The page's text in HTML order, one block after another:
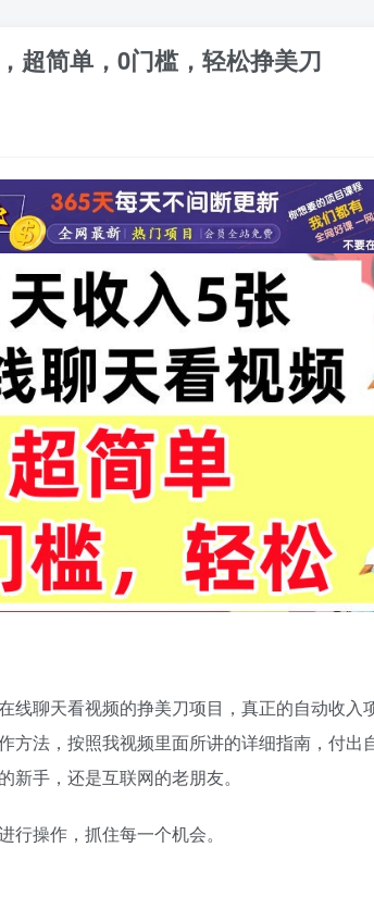
超简单，0门槛，轻松挣美刀
线聊天看视频的挣美刀项目，真正的自动收入
方法，按照我视频里面所讲的详细指南，付出
手，还是互联网的老朋友。
操作，抓住每一个机会。